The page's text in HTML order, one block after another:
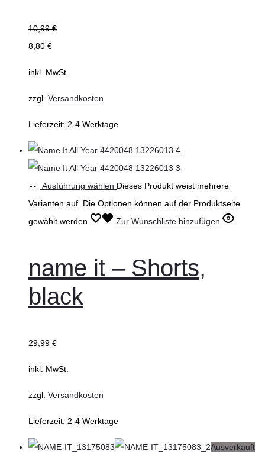
10,99€
8,80 €
inkl. MwSt.
zzgl. Versandkosten
Lieferzeit: 2-4 Werktage
Ausführung wählen Dieses Produkt weist mehrere
Varianten auf. Die Optionen können auf der Produktseite
gewählt werden
Zur Wunschliste hinzufügen
name it – Shorts,
black
29,99 €
inkl. MwSt.
zzgl. Versandkosten
Lieferzeit: 2-4 Werktage
Ausverkauft